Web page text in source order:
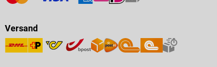
Versand